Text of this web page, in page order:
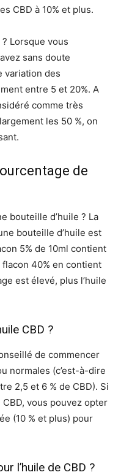
CBD à 10% et plus.
Lorsque vous
sans doute
variation des
entre 5 et 20%. A
comme très
les 50 %, on
de
bouteille d’huile ? La
bouteille d’huile est
5% de 10ml contient
flacon 40% en contient
est élevé, plus l’huile
CBD ?
de commencer
normales (c’est-à-dire
2,5 et 6 % de CBD). Si
vous pouvez opter
(10 % et plus) pour
l’huile de CBD ?